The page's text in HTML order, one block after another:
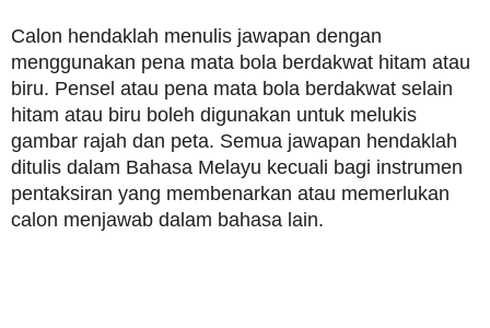
Calon hendaklah menulis jawapan dengan
menggunakan pena mata bola berdakwat hitam atau
biru. Pensel atau pena mata bola berdakwat selain
hitam atau biru boleh digunakan untuk melukis
gambar rajah dan peta. Semua jawapan hendaklah
ditulis dalam Bahasa Melayu kecuali bagi instrumen
pentaksiran yang membenarkan atau memerlukan
calon menjawab dalam bahasa lain.